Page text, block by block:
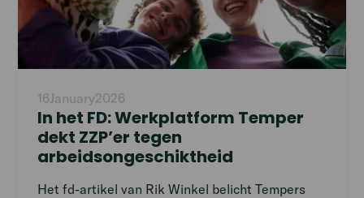
16January2026
In het FD: Werkplatform Temper
dekt ZZP’er tegen
arbeidsongeschiktheid
Het fd-artikel van Rik Winkel belicht Tempers